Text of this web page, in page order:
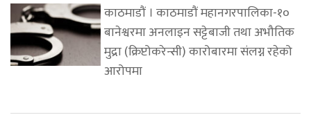
काठमाडौं । काठमाडौं महानगरपालिका-१०
बानेश्वरमा अनलाइन सट्टेबाजी तथा अभौतिक
मुद्रा (क्रिप्टोकरेन्सी) कारोबारमा संलग्न रहेको
आरोपमा